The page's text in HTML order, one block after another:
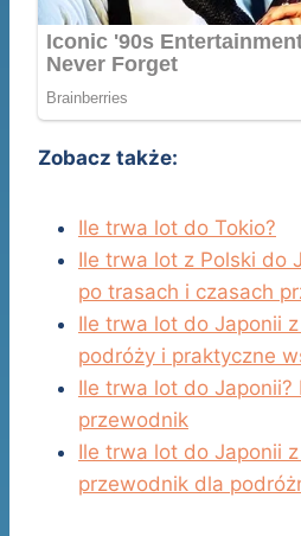
Zobacz także:
Ile trwa lot do Tokio?
Ile trwa lot z Polski do
po trasach i czasach
Ile trwa lot do Japonii
podróży i praktyczne
Ile trwa lot do Japonii?
przewodnik
Ile trwa lot do Japonii z
przewodnik dla